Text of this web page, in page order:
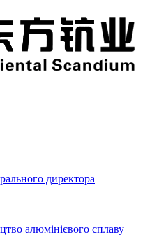
директора
алюмінієвого сплаву